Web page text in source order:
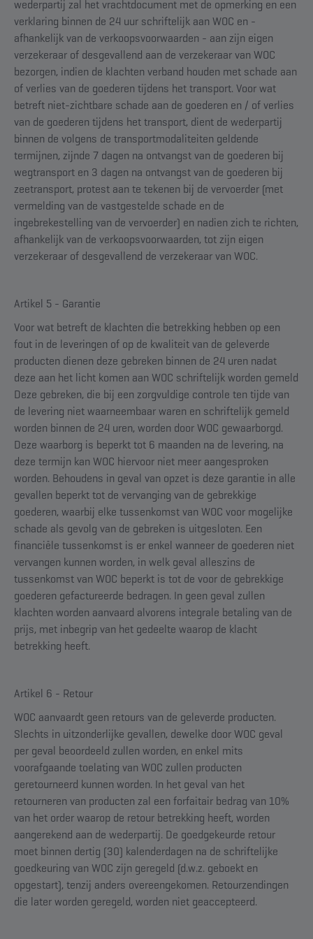
wederpartij zal het vrachtdocument met de opmerking en een
verklaring binnen de 24 uur schriftelijk aan WOC en -
afhankelijk van de verkoopsvoorwaarden - aan zijn eigen
verzekeraar of desgevallend aan de verzekeraar van WOC
bezorgen, indien de klachten verband houden met schade aan
of verlies van de goederen tijdens het transport. Voor wat
betreft niet-zichtbare schade aan de goederen en / of verlies
van de goederen tijdens het transport, dient de wederpartij
binnen de volgens de transportmodaliteiten geldende
termijnen, zijnde 7 dagen na ontvangst van de goederen bij
wegtransport en 3 dagen na ontvangst van de goederen bij
zeetransport, protest aan te tekenen bij de vervoerder (met
vermelding van de vastgestelde schade en de
ingebrekestelling van de vervoerder) en nadien zich te richten,
afhankelijk van de verkoopsvoorwaarden, tot zijn eigen
verzekeraar of desgevallend de verzekeraar van WOC.
Artikel 5 - Garantie
Voor wat betreft de klachten die betrekking hebben op een
fout in de leveringen of op de kwaliteit van de geleverde
producten dienen deze gebreken binnen de 24 uren nadat
deze aan het licht komen aan WOC schriftelijk worden gemeld
Deze gebreken, die bij een zorgvuldige controle ten tijde van
de levering niet waarneembaar waren en schriftelijk gemeld
worden binnen de 24 uren, worden door WOC gewaarborgd.
Deze waarborg is beperkt tot 6 maanden na de levering, na
deze termijn kan WOC hiervoor niet meer aangesproken
worden. Behoudens in geval van opzet is deze garantie in alle
gevallen beperkt tot de vervanging van de gebrekkige
goederen, waarbij elke tussenkomst van WOC voor mogelijke
schade als gevolg van de gebreken is uitgesloten. Een
financiële tussenkomst is er enkel wanneer de goederen niet
vervangen kunnen worden, in welk geval alleszins de
tussenkomst van WOC beperkt is tot de voor de gebrekkige
goederen gefactureerde bedragen. In geen geval zullen
klachten worden aanvaard alvorens integrale betaling van de
prijs, met inbegrip van het gedeelte waarop de klacht
betrekking heeft.
Artikel 6 - Retour
WOC aanvaardt geen retours van de geleverde producten.
Slechts in uitzonderlijke gevallen, dewelke door WOC geval
per geval beoordeeld zullen worden, en enkel mits
voorafgaande toelating van WOC zullen producten
geretourneerd kunnen worden. In het geval van het
retourneren van producten zal een forfaitair bedrag van 10%
van het order waarop de retour betrekking heeft, worden
aangerekend aan de wederpartij. De goedgekeurde retour
moet binnen dertig (30) kalenderdagen na de schriftelijke
goedkeuring van WOC zijn geregeld (d.w.z. geboekt en
opgestart), tenzij anders overeengekomen. Retourzendingen
die later worden geregeld, worden niet geaccepteerd.